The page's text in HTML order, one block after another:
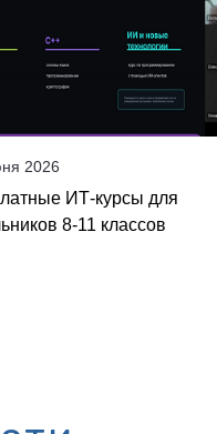
2026
ИТ-курсы для
8-11 классов